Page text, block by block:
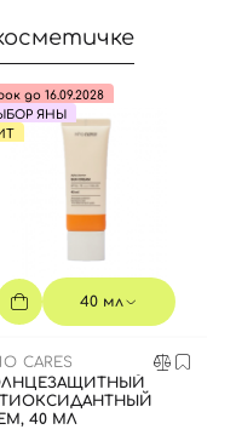
до 16.09.2028
ЯНЫ
40 мл
CARES
40 МЛ